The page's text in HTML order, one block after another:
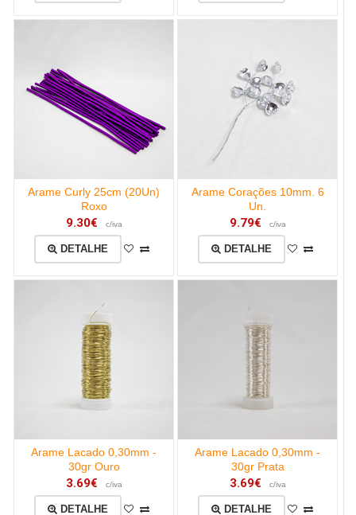
Arame Curly 25cm (20Un)
Roxo
9.30€ c/iva
DETALHE
Arame Corações 10mm. 6
Un.
9.79€ c/iva
DETALHE
Arame Lacado 0,30mm -
30gr Ouro
3.69€ c/iva
DETALHE
Arame Lacado 0,30mm -
30gr Prata
3.69€ c/iva
DETALHE